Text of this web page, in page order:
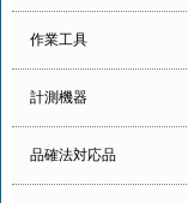
作業工具
計測機器
品確法対応品